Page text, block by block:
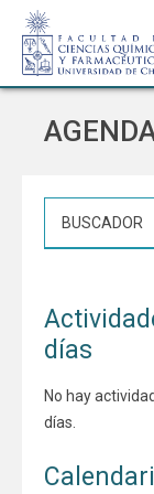
días
No hay
días.